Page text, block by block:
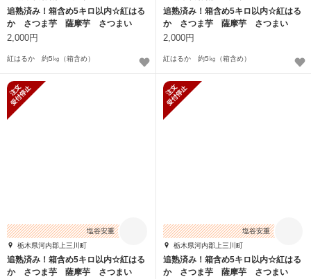
追熟済み！箱含め5キロ以内☆紅はる
か さつま芋 薩摩芋 さつまい
も 5㎏
2,000円
紅はるか 約5㎏（箱含め）
追熟済み！箱含め5キロ以内☆紅はる
か さつま芋 薩摩芋 さつまい
も 5㎏
2,000円
紅はるか 約5㎏（箱含め）
塩谷安重
栃木県河内郡上三川町
追熟済み！箱含め5キロ以内☆紅はる
か さつま芋 薩摩芋 さつまい
塩谷安重
栃木県河内郡上三川町
追熟済み！箱含め5キロ以内☆紅はる
か さつま芋 薩摩芋 さつまい